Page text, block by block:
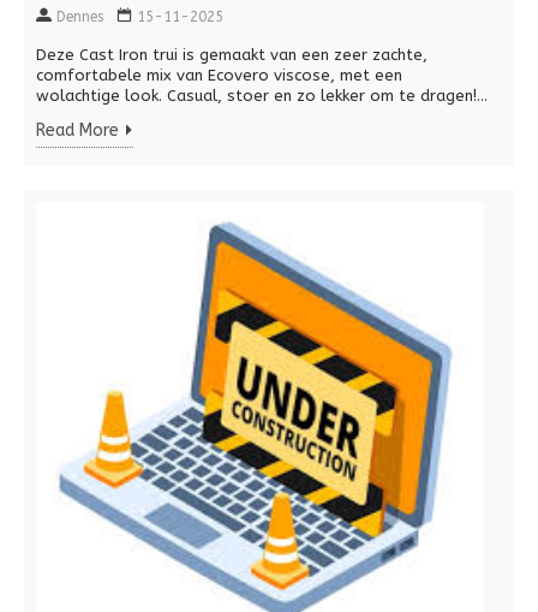
Dennes 15-11-2025
Deze Cast Iron trui is gemaakt van een zeer zachte,
comfortabele mix van Ecovero viscose, met een
wolachtige look. Casual, stoer en zo lekker om te dragen!...
Read More